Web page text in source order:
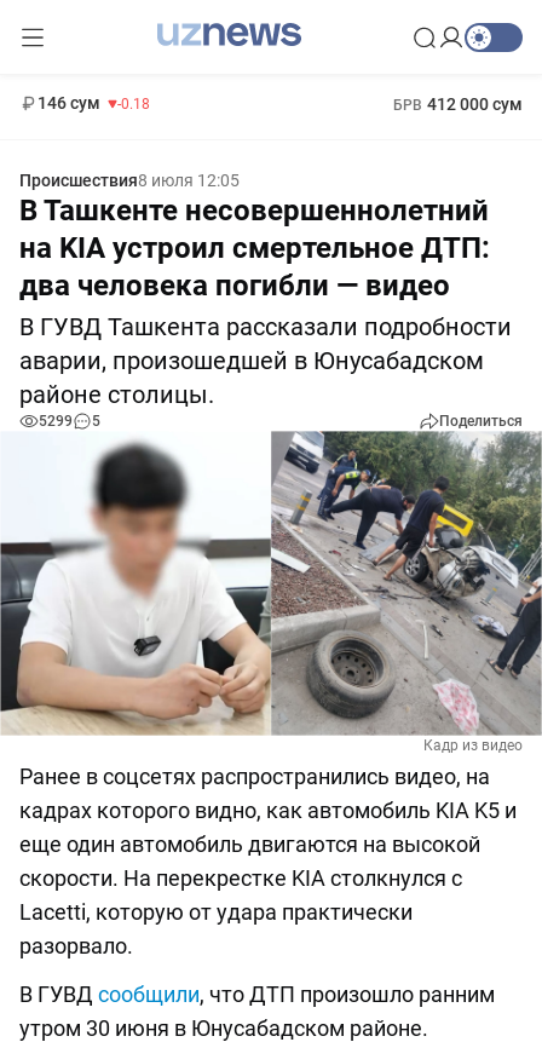
146 сум -0.18 БРВ 412 000 сум
Происшествия8 июля 12:05
В Ташкенте несовершеннолетний
на KIA устроил смертельное ДТП:
два человека погибли — видео
В ГУВД Ташкента рассказали подробности
аварии, произошедшей в Юнусабадском
районе столицы.
5299 5 Поделиться
Кадр из видео
Ранее в соцсетях распространились видео, на
кадрах которого видно, как автомобиль KIA K5 и
еще один автомобиль двигаются на высокой
скорости. На перекрестке KIA столкнулся с
Lacetti, которую от удара практически
разорвало.
В ГУВД сообщили, что ДТП произошло ранним
утром 30 июня в Юнусабадском районе.